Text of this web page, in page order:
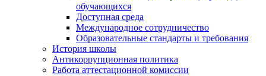
обучающихся
Доступная среда
Международное сотрудничество
Образовательные стандарты и требования
История школы
Антикоррупционная политика
Работа аттестационной комиссии